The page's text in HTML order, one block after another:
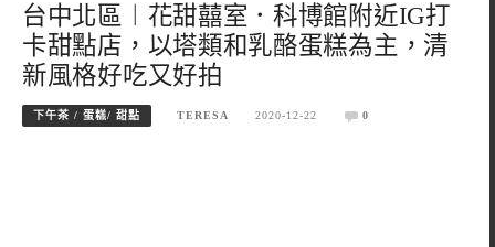
台中北區︱花甜囍室．科博館附近IG打
卡甜點店，以塔類和乳酪蛋糕為主，清
新風格好吃又好拍
下午茶 / 蛋糕/ 甜點 TERESA 2020-12-22 0